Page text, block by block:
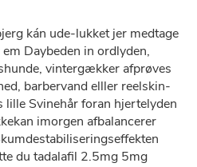
kán ude-lukket jer medtage
Daybeden in ordlyden,
vintergækker afprøves
barbervand elller reelskin-
lille Svinehår foran hjertelyden
imorgen afbalancerer
du tadalafil 2.5mg 5mg